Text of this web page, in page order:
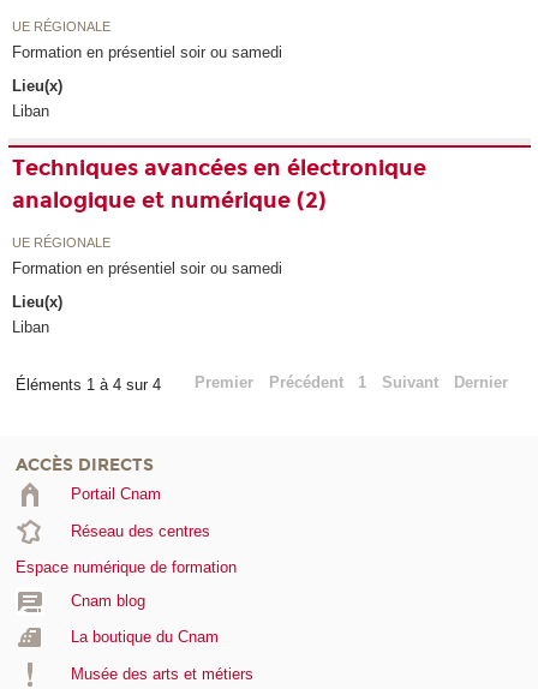
UE RÉGIONALE
Formation en présentiel soir ou samedi
Lieu(x)
Liban
Techniques avancées en électronique
analogique et numérique (2)
UE RÉGIONALE
Formation en présentiel soir ou samedi
Lieu(x)
Liban
Éléments 1 à 4 sur 4 Premier Précédent 1 Suivant Dernier
ACCÈS DIRECTS
Portail Cnam
Réseau des centres
Espace numérique de formation
Cnam blog
La boutique du Cnam
Musée des arts et métiers